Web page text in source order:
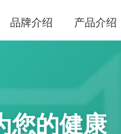
品牌介绍 产品介绍
您的健康